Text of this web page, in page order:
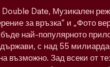
Date, Музикален
за връзка“ и „Фото
най-популярното
с над 55 милиарда
възможно. Зад всеки от